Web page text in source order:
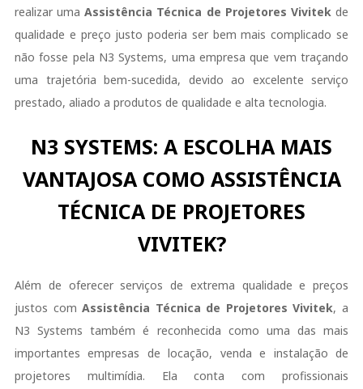
realizar umaAssistência Técnica de Projetores Vivitekde
qualidade e preço justo poderia ser bem mais complicado se
não fosse pela N3 Systems, uma empresa que vem traçando
uma trajetória bem-sucedida, devido ao excelente serviço
prestado, aliado a produtos de qualidade e alta tecnologia.
N3 SYSTEMS: A ESCOLHA MAIS
VANTAJOSA COMO ASSISTÊNCIA
TÉCNICA DE PROJETORES
VIVITEK?
Além de oferecer serviços de extrema qualidade e preços
justos comAssistência Técnica de Projetores Vivitek, a
N3 Systems também é reconhecida como uma das mais
importantes empresas de locação, venda e instalação de
projetores multimídia. Ela conta com profissionais